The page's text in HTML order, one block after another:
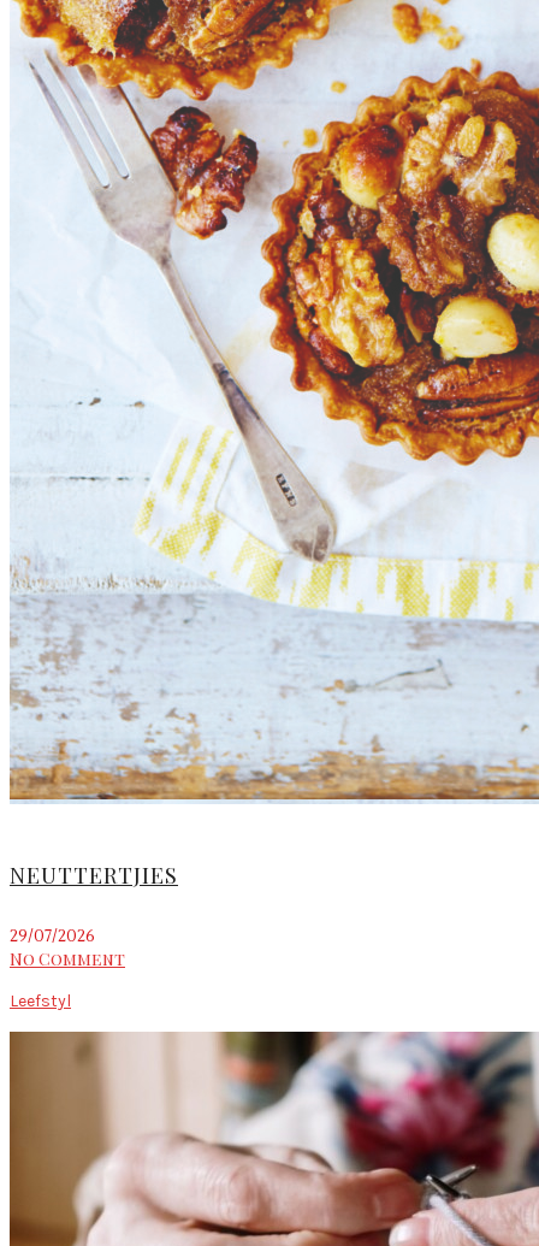
NEUTTERTJIES
29/07/2026
No Comment
Leefstyl